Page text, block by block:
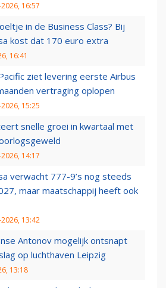
16:57
in de Business Class? Bij
kost dat 170 euro extra
16:41
ziet levering eerste Airbus
vertraging oplopen
15:25
snelle groei in kwartaal met
14:17
verwacht 777-9’s nog steeds
maar maatschappij heeft ook
13:42
Antonov mogelijk ontsnapt
op luchthaven Leipzig
13:18